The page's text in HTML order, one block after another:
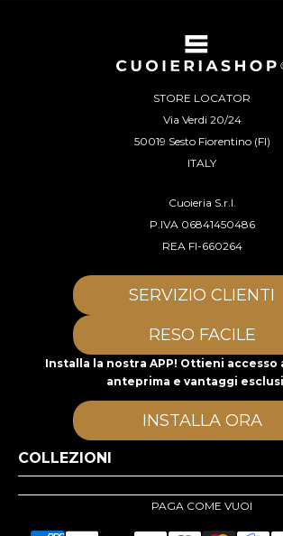
STORE LOCATOR
Via Verdi 20/24
50019 Sesto Fiorentino (FI)
ITALY
Cuoieria S.r.l.
P.IVA 06841450486
REA FI-660264
SERVIZIO CLIENTI
RESO FACILE
Installa la nostra APP! Ottieni
anteprima e vantaggi
INSTALLA ORA
COLLEZIONI
PAGA COME VUOI